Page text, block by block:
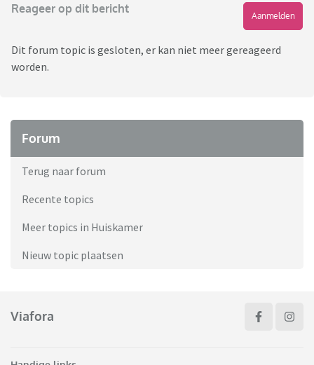
Reageer op dit bericht
Aanmelden
Dit forum topic is gesloten, er kan niet meer gereageerd
worden.
Forum
Terug naar forum
Recente topics
Meer topics in Huiskamer
Nieuw topic plaatsen
Viafora